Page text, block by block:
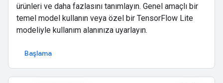
ürünleri ve daha fazlasını tanımlayın. Genel amaçlı bir
temel model kullanın veya özel bir TensorFlow Lite
modeliyle kullanım alanınıza uyarlayın.
Başlama